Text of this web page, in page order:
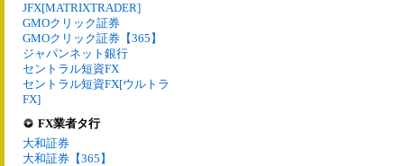
JFX[MATRIXTRADER]
GMOクリック証券
GMOクリック証券【365】
ジャパンネット銀行
セントラル短資FX
セントラル短資FX[ウルトラ
FX]
FX業者タ行
大和証券
大和証券【365】